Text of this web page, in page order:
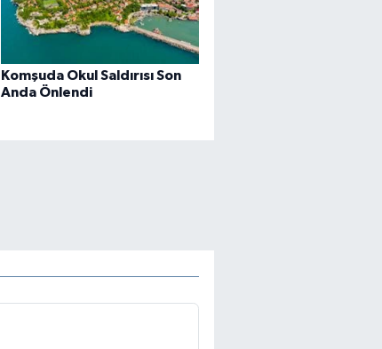
Komşuda Okul Saldırısı Son
Anda Önlendi